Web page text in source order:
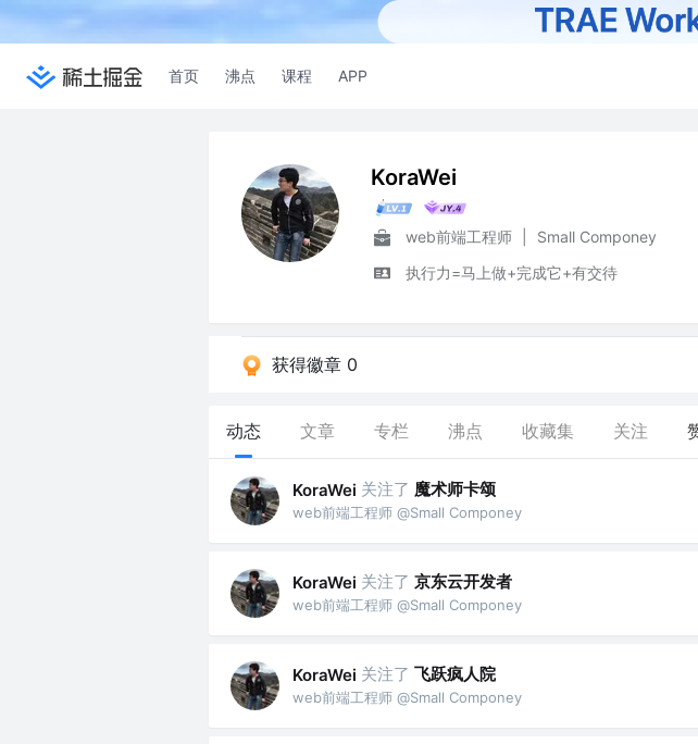
首页 沸点 课程 APP
KoraWei
web前端工程师
Small Componey
执行力=马上做+完成它+有交待
获得徽章 0
动态 文章 专栏 沸点 收藏集 关注
KoraWei 关注了 魔术师卡颂
web前端工程师 @Small Componey
KoraWei 关注了 京东云开发者
web前端工程师 @Small Componey
KoraWei 关注了 飞跃疯人院
web前端工程师 @Small Componey